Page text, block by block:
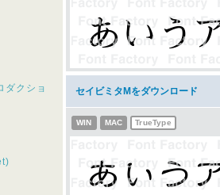
ダクショ
セイビミタMをダウンロード
WIN MAC TrueType